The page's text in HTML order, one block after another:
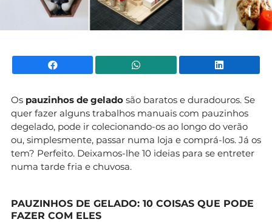
Facebook WhatsApp
Os pauzinhos de gelado são baratos e duradouros. Se
quer fazer alguns trabalhos manuais com pauzinhos
degelado, pode ir colecionando-os ao longo do verão
ou, simplesmente, passar numa loja e comprá-los. Já os
tem? Perfeito. Deixamos-lhe 10 ideias para se entreter
numa tarde fria e chuvosa.
PAUZINHOS DE GELADO: 10 COISAS QUE PODE
FAZER COM ELES